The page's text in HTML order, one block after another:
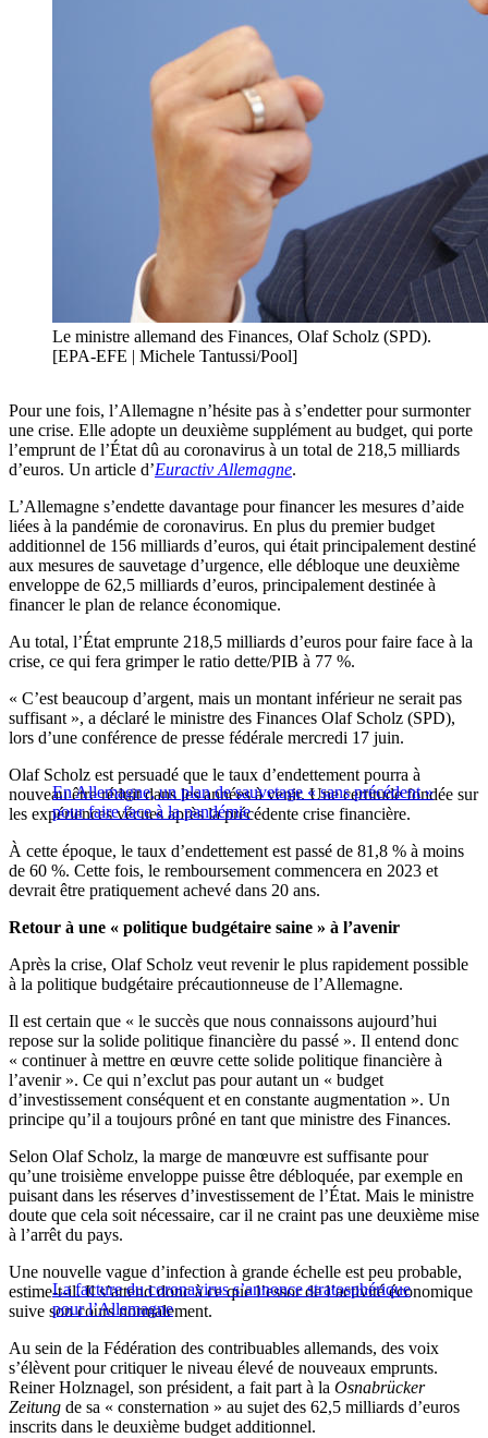
Le ministre allemand des Finances, Olaf Scholz (SPD).
[EPA-EFE | Michele Tantussi/Pool]
Pour une fois, l’Allemagne n’hésite pas à s’endetter pour surmonter
une crise. Elle adopte un deuxième supplément au budget, qui porte
l’emprunt de l’État dû au coronavirus à un total de 218,5 milliards
d’euros. Un article d’Euractiv Allemagne.
L’Allemagne s’endette davantage pour financer les mesures d’aide
liées à la pandémie de coronavirus. En plus du premier budget
additionnel de 156 milliards d’euros, qui était principalement destiné
aux mesures de sauvetage d’urgence, elle débloque une deuxième
enveloppe de 62,5 milliards d’euros, principalement destinée à
financer le plan de relance économique.
Au total, l’État emprunte 218,5 milliards d’euros pour faire face à la
crise, ce qui fera grimper le ratio dette/PIB à 77 %.
« C’est beaucoup d’argent, mais un montant inférieur ne serait pas
suffisant », a déclaré le ministre des Finances Olaf Scholz (SPD),
lors d’une conférence de presse fédérale mercredi 17 juin.
En Allemagne, un plan de sauvetage « sans précédent »
pour faire face à la pandémie
Olaf Scholz est persuadé que le taux d’endettement pourra à
nouveau être réduit dans les années à venir. Une certitude fondée sur
les expériences vécues après la précédente crise financière.
À cette époque, le taux d’endettement est passé de 81,8 % à moins
de 60 %. Cette fois, le remboursement commencera en 2023 et
devrait être pratiquement achevé dans 20 ans.
Retour à une « politique budgétaire saine » à l’avenir
Après la crise, Olaf Scholz veut revenir le plus rapidement possible
à la politique budgétaire précautionneuse de l’Allemagne.
Il est certain que « le succès que nous connaissons aujourd’hui
repose sur la solide politique financière du passé ». Il entend donc
« continuer à mettre en œuvre cette solide politique financière à
l’avenir ». Ce qui n’exclut pas pour autant un « budget
d’investissement conséquent et en constante augmentation ». Un
principe qu’il a toujours prôné en tant que ministre des Finances.
Selon Olaf Scholz, la marge de manœuvre est suffisante pour
qu’une troisième enveloppe puisse être débloquée, par exemple en
puisant dans les réserves d’investissement de l’État. Mais le ministre
doute que cela soit nécessaire, car il ne craint pas une deuxième mise
à l’arrêt du pays.
La facture du coronavirus s’annonce stratosphérique
pour l’Allemagne
Une nouvelle vague d’infection à grande échelle est peu probable,
estime-t-il. Il s’attend donc à ce que l’essor de l’activité économique
suive son cours normalement.
Au sein de la Fédération des contribuables allemands, des voix
s’élèvent pour critiquer le niveau élevé de nouveaux emprunts.
Reiner Holznagel, son président, a fait part à la Osnabrücker
Zeitung de sa « consternation » au sujet des 62,5 milliards d’euros
inscrits dans le deuxième budget additionnel.